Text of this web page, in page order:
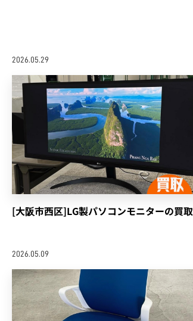
2026.05.29
[大阪市西区]LG製パソコンモニターの買取
2026.05.09